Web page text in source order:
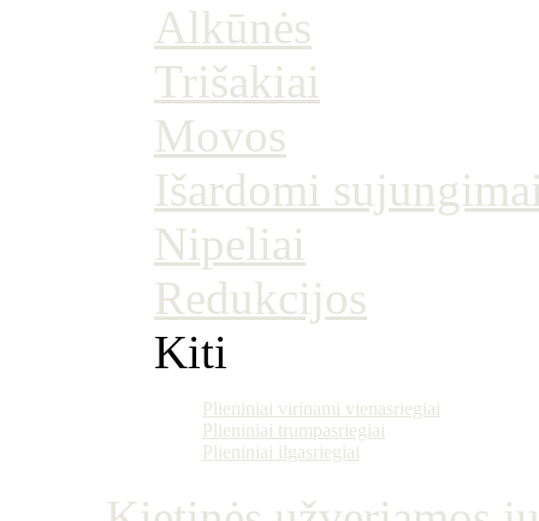
Alkūnės
Trišakiai
Movos
Išardomi
Nipeliai
Redukcijos
Kiti
Plieniniai virinami vienasriegiai
Plieniniai trumpasriegiai
Plieniniai ilgasriegiai